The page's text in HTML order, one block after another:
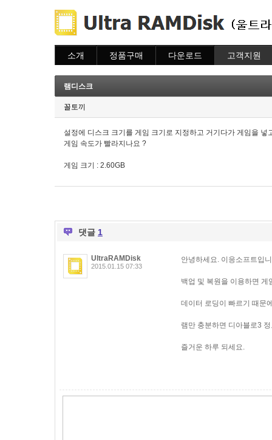
소개 정품구매
이용안내
다운로드 고객지원
질문하기
램디스크
꼴토끼
설정에 디스크 크기를 게임 크기로 지정하고 거기다가 게임을 넣
게임 속도가 빨라지나요 ?
게임 크기 : 2.60GB
댓글 1
UltraRAMDisk
2015.01.15 07:33
안녕하세요. 이응소프트입
백업 및 복원을 이용하면 게
데이터 로딩이 빠르기 때문
램만 충분하면 디아블로3
즐거운 하루 되세요.